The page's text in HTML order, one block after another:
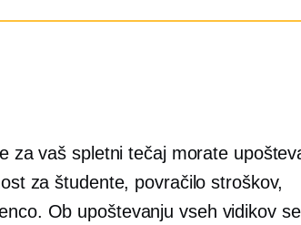
za vaš spletni tečaj morate
za študente, povračilo stroškov,
Ob upoštevanju vseh vidikov se